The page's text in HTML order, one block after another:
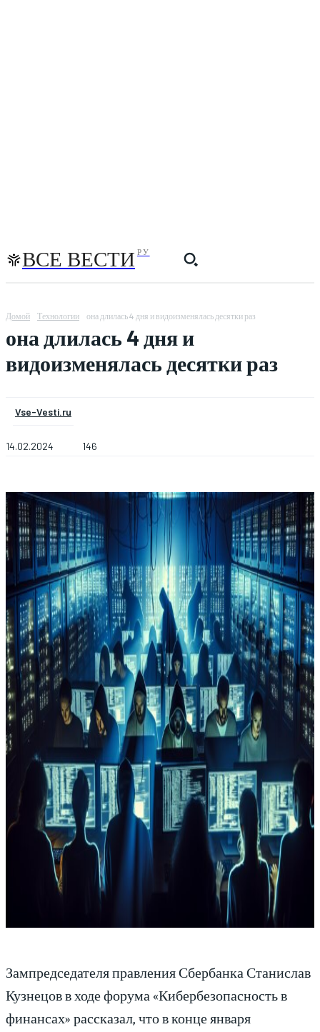
ВСЕ ВЕСТИ РУ
Домой Технологии она длилась 4 дня и видоизменялась десятки раз
она длилась 4 дня и
видоизменялась десятки раз
Vse-Vesti.ru
14.02.2024 146
Зампредседателя правления Сбербанка Станислав
Кузнецов в ходе форума «Кибербезопасность в
финансах» рассказал, что в конце января